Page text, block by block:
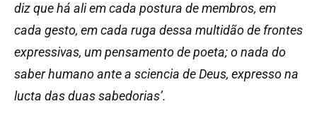
diz que há ali em cada postura de membros, em
cada gesto, em cada ruga dessa multidão de frontes
expressivas, um pensamento de poeta; o nada do
saber humano ante a sciencia de Deus, expresso na
lucta das duas sabedorias’.